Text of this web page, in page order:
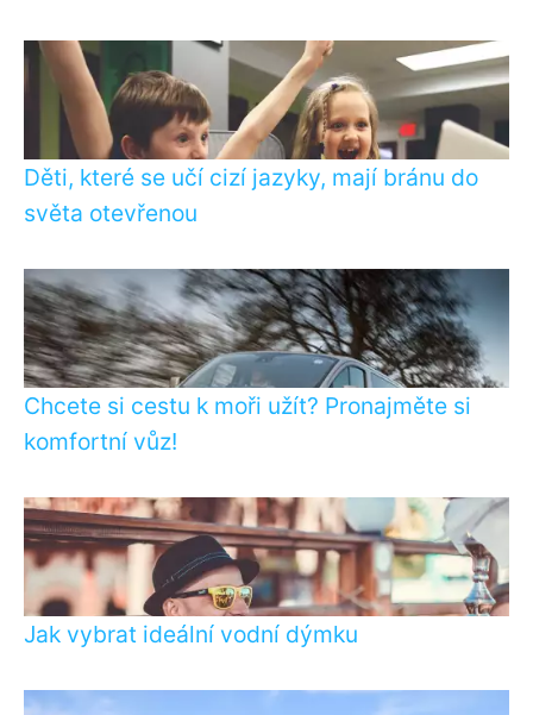
Děti, které se učí cizí jazyky, mají bránu do
světa otevřenou
Chcete si cestu k moři užít? Pronajměte si
komfortní vůz!
Jak vybrat ideální vodní dýmku